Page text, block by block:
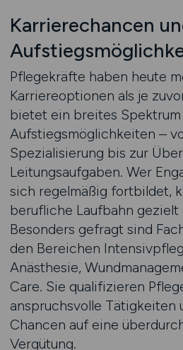
Karrierechancen
Pflegekräfte haben heute
Karriereoptionen als je
bietet ein breites Spektrum
Aufstiegsmöglichkeiten –
Spezialisierung bis zur
Leitungsaufgaben. Wer
sich regelmäßig fortbildet,
berufliche Laufbahn gezielt
Besonders gefragt sind
den Bereichen
Anästhesie,
Care. Sie qualifizieren
anspruchsvolle Tätigkeiten
Chancen auf eine
Vergütung.